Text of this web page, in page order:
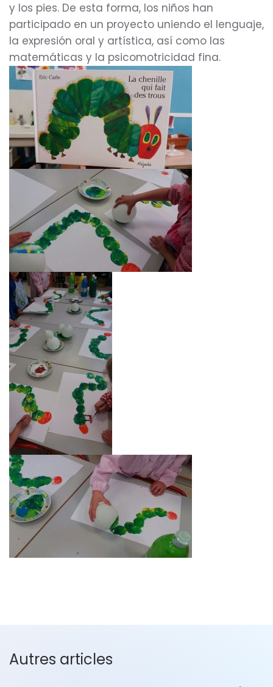
y los pies. De esta forma, los niños han
participado en un proyecto uniendo el lenguaje,
la expresión oral y artística, así como las
matemáticas y la psicomotricidad fina.
Autres articles